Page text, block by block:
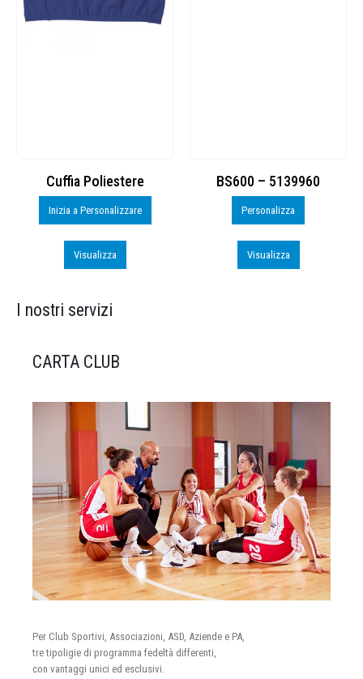
Cuffia Poliestere
Inizia a Personalizzare
Visualizza
BS600 – 5139960
Personalizza
Visualizza
I nostri servizi
CARTA CLUB
Per Club Sportivi, Associazioni, ASD, Aziende e PA,
tre tipoligie di programma fedeltà differenti,
con vantaggi unici ed esclusivi.